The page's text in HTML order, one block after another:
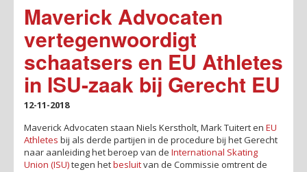
Maverick Advocaten
vertegenwoordigt
schaatsers en EU Athletes
in ISU-zaak bij Gerecht EU
12-11-2018
Maverick Advocaten staan Niels Kerstholt, Mark Tuitert en EU
Athletes bij als derde partijen in de procedure bij het Gerecht
naar aanleiding het beroep van de International Skating
Union (ISU)tegen hetbesluitvan de Commissie omtrent de